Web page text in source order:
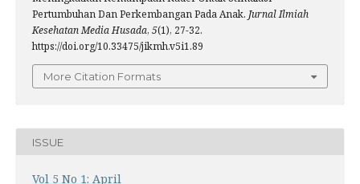
Pertumbuhan Dan Perkembangan Pada Anak. Jurnal Ilmiah
Kesehatan Media Husada, 5(1), 27-32.
https://doi.org/10.33475/jikmh.v5i1.89
More Citation Formats
ISSUE
Vol 5 No 1: April